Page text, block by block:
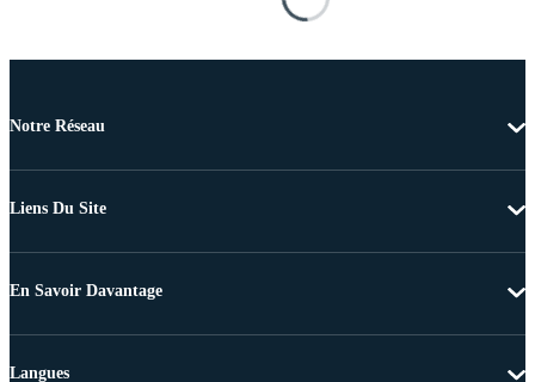
Notre Réseau
Liens Du Site
En Savoir Davantage
Langues